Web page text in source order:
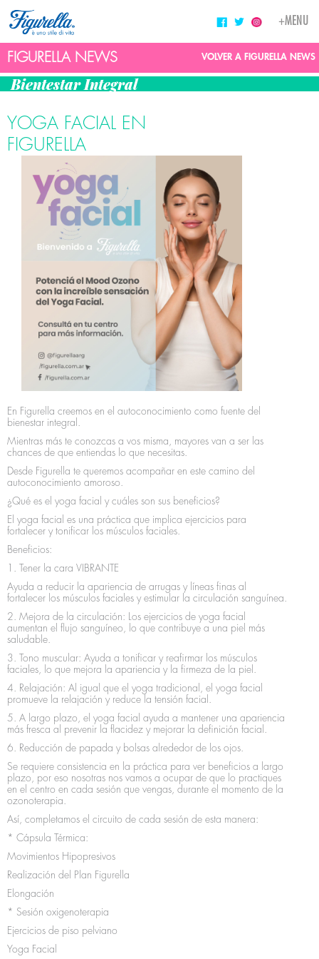
Toggle
+MENU
FIGURELLA NEWS VOLVER A FIGURELLA NEWS
Bientestar Integral
YOGA FACIAL EN
FIGURELLA
En Figurella creemos en el autoconocimiento como fuente del
bienestar integral.
Mientras más te conozcas a vos misma, mayores van a ser las
chances de que entiendas lo que necesitas.
Desde Figurella te queremos acompañar en este camino del
autoconocimiento amoroso.
¿Qué es el yoga facial y cuáles son sus beneficios?
El yoga facial es una práctica que implica ejercicios para
fortalecer y tonificar los músculos faciales.
Beneficios:
1. Tener la cara VIBRANTE
Ayuda a reducir la apariencia de arrugas y líneas finas al
fortalecer los músculos faciales y estimular la circulación sanguínea.
2. Mejora de la circulación: Los ejercicios de yoga facial
aumentan el flujo sanguíneo, lo que contribuye a una piel más
saludable.
3. Tono muscular: Ayuda a tonificar y reafirmar los músculos
faciales, lo que mejora la apariencia y la firmeza de la piel.
4. Relajación: Al igual que el yoga tradicional, el yoga facial
promueve la relajación y reduce la tensión facial.
5. A largo plazo, el yoga facial ayuda a mantener una apariencia
más fresca al prevenir la flacidez y mejorar la definición facial.
6. Reducción de papada y bolsas alrededor de los ojos.
Se requiere consistencia en la práctica para ver beneficios a largo
plazo, por eso nosotras nos vamos a ocupar de que lo practiques
en el centro en cada sesión que vengas, durante el momento de la
ozonoterapia.
Así, completamos el circuito de cada sesión de esta manera:
* Cápsula Térmica:
Movimientos Hipopresivos
Realización del Plan Figurella
Elongación
* Sesión oxigenoterapia
Ejercicios de piso pelviano
Yoga Facial